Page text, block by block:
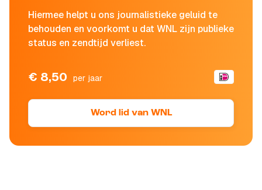
Hiermee helpt u ons journalistieke geluid te
behouden en voorkomt u dat WNL zijn publieke
status en zendtijd verliest.
€ 8,50 per jaar
Word lid van WNL